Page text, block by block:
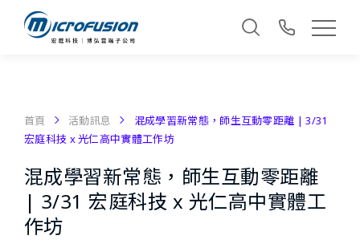
首頁 活動訊息
混成學習新常態，師生互動零距離 | 3/31
宏庭科技 x 光仁高中實體工作坊
混成學習新常態，師生互動零距離
| 3/31 宏庭科技 x 光仁高中實體工
作坊